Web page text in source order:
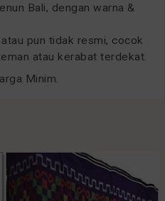
Bali, dengan warna &
pun tidak resmi, cocok
atau kerabat terdekat.
Minim.